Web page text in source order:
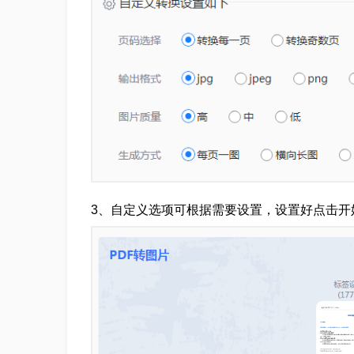
3、自定义选项可根据需要设置，设置好点击开